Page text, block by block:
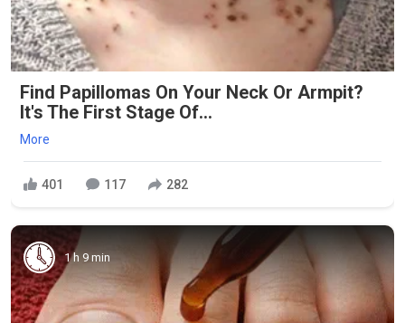
Find Papillomas On Your Neck Or Armpit?
It's The First Stage Of...
More
401 117 282
1 h 9 min